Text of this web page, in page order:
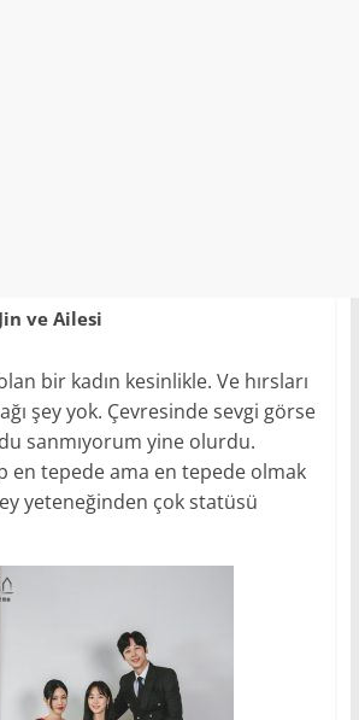
ve Ailesi
bir kadın kesinlikle. Ve hırsları
şey yok. Çevresinde sevgi görse
sanmıyorum yine olurdu.
en tepede ama en tepede olmak
yeteneğinden çok statüsü